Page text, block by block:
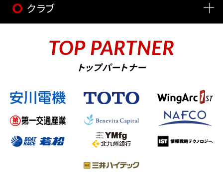
クラブ
TOP PARTNER
トップパートナー